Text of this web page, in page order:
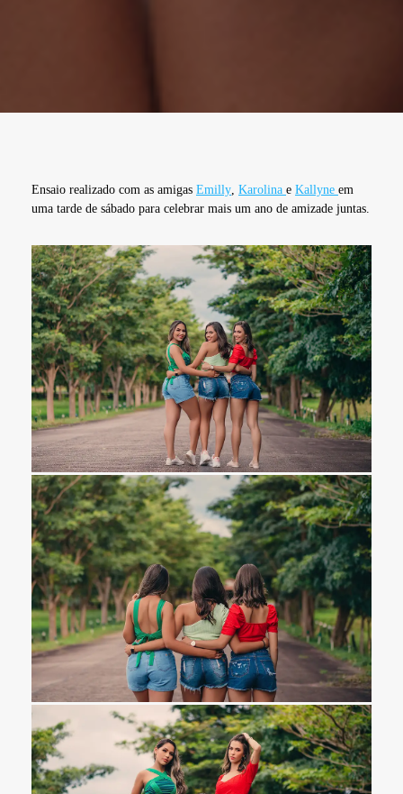
Ensaio realizado com as amigas Emilly Karolina e Kallyne em
uma tarde de sábado para celebrar mais um ano de amizade juntas.